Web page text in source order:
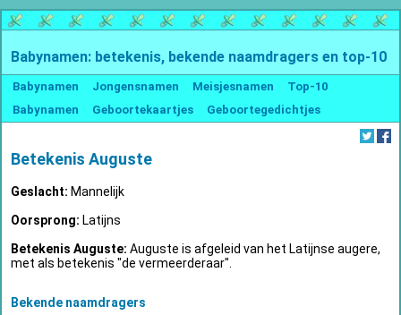
Babynamen: betekenis, bekende naamdragers en top-10
Babynamen Jongensnamen Meisjesnamen
Top-10
Babynamen
Geboortekaartjes Geboortegedichtjes
Betekenis Auguste
Geslacht: Mannelijk
Oorsprong: Latijns
Betekenis Auguste: Auguste is afgeleid van het Latijnse augere,
met als betekenis "de vermeerderaar".
Bekende naamdragers